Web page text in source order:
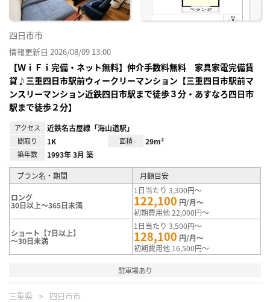
四日市市
情報更新日 2026/08/09 13:00
【ＷｉＦｉ完備・ネット無料】仲介手数料無料 家具家電完備賃
貸♪三重四日市駅前ウィークリーマンション【三重四日市駅前マ
ンスリーマンション近鉄四日市駅まで徒歩３分・あすなろ四日市
駅まで徒歩２分】
アクセス 近鉄名古屋線「海山道駅」
間取り 1K 面積 29m²
築年数 1993年 3月 築
プラン名・期間 月額目安
ロング
30日以上～365日未満
1日当たり 3,300円～
122,100 円/月～
初期費用他 22,000円～
ショート【7日以上】
～30日未満
1日当たり 3,500円～
128,100 円/月～
初期費用他 16,500円～
駐車場あり
三重県 四日市市